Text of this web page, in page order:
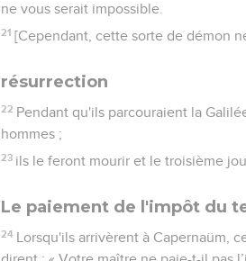
ne vous serait impossible.
21 [Cependant, cette sorte de démon
résurrection
22 Pendant qu'ils parcouraient la
hommes ;
23 ils le feront mourir et le troisième
Le paiement de l'impôt du
24 Lorsqu'ils arrivèrent à Capernaüm,